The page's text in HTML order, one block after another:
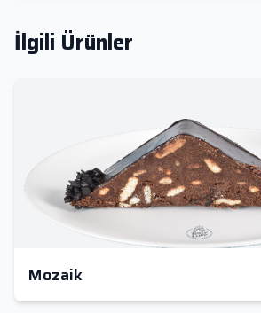
İlgili Ürünler
Mozaik